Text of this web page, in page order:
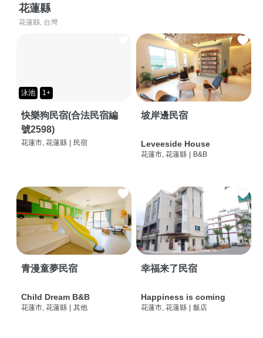
花蓮縣
花蓮縣, 台灣
泳池 1+
快樂狗民宿(合法民宿編
號2598)
花蓮市, 花蓮縣 民宿
坡岸邊民宿
Leveeside House
花蓮市, 花蓮縣 B&B
青漫童夢民宿
Child Dream B&B
花蓮市, 花蓮縣 其他
幸福来了民宿
Happiness is coming
花蓮市, 花蓮縣 飯店